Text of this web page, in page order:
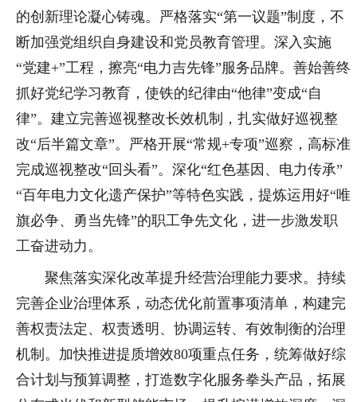
的创新理论凝心铸魂。严格落实“第一议题”制度，不
断加强党组织自身建设和党员教育管理。深入实施
“党建+”工程，擦亮“电力吉先锋”服务品牌。善始善终
抓好党纪学习教育，使铁的纪律由“他律”变成“自
律”。建立完善巡视整改长效机制，扎实做好巡视整
改“后半篇文章”。严格开展“常规+专项”巡察，高标准
完成巡视整改“回头看”。深化“红色基因、电力传承”
“百年电力文化遗产保护”等特色实践，提炼运用好“唯
旗必争、勇当先锋”的职工争先文化，进一步激发职
工奋进动力。
聚焦落实深化改革提升经营治理能力要求。持续
完善企业治理体系，动态优化前置事项清单，构建完
善权责法定、权责透明、协调运转、有效制衡的治理
机制。加快推进提质增效80项重点任务，统筹做好综
合计划与预算调整，打造数字化服务拳头产品，拓展